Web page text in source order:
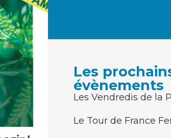
Les
évènements
Les Vendredis de la
Le Tour de France